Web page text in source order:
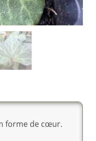
forme de cœur.